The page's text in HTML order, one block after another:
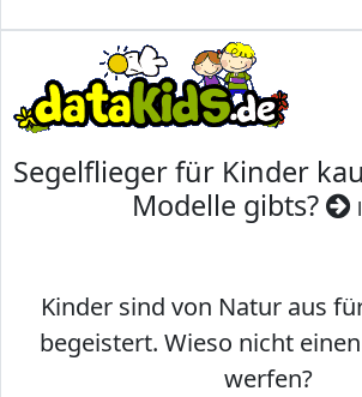
Segelflieger für Kinder
Modelle gibts?
Kinder sind von Natur aus
begeistert. Wieso nicht
werfen?